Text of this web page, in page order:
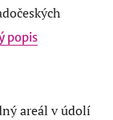
popis
areál v údolí